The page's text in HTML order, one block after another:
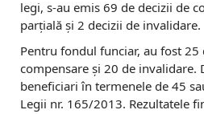
legi, s-au emis 69 de decizii de
parțială și 2 decizii de invalidare.
Pentru fondul funciar, au fost 25
compensare și 20 de invalidare.
beneficiari în termenele de 45
Legii nr. 165/2013. Rezultatele